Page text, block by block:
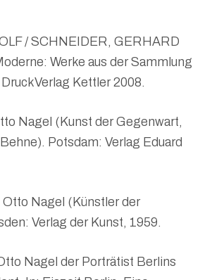
/ SCHNEIDER, GERHARD
Werke aus der Sammlung
Kettler 2008.
Nagel (Kunst der Gegenwart,
Potsdam: Verlag Eduard
Nagel (Künstler der
Verlag der Kunst, 1959.
Nagel der Porträtist Berlins